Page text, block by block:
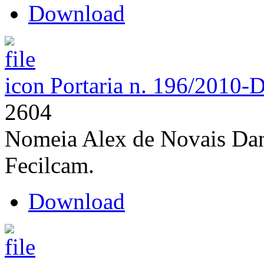
Download
Portaria n. 196/2010-
2604
Nomeia Alex de Novais
Fecilcam.
Download